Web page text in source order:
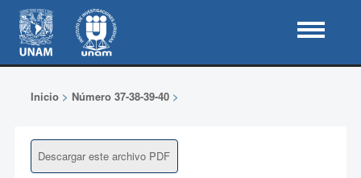
Inicio> Número 37-38-39-40>
Descargar este archivo PDF